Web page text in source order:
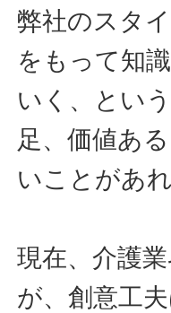
弊社のスタ
をもって知
いく、とい
足、価値あ
いことがあ
現在、介護
が、創意工